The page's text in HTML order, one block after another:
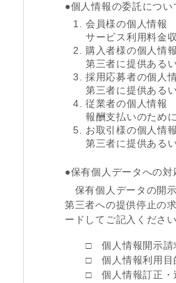
●個人情報の委託につい
会員様の個人情報
サービス利用料金
購入者様の個人情報
第三者に提供ある
採用応募者の個人
第三者に提供ある
従業者の個人情報
報酬支払いのため
お取引様の個人情報
第三者に提供ある
●保有個人データへの対
保有個人データの開
第三者への提供停止の
ードしてご記入ください
□ 個人情報開示請
□ 個人情報利用目
□ 個人情報訂正・